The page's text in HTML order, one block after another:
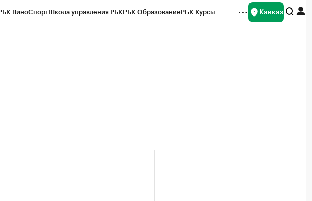
ВиноСпортШкола управления РБКРБК ОбразованиеРБК Курсы Кавказ